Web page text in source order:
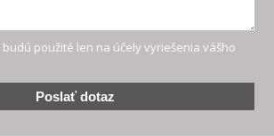
použité len na účely vyriešenia vášho
Poslať dotaz